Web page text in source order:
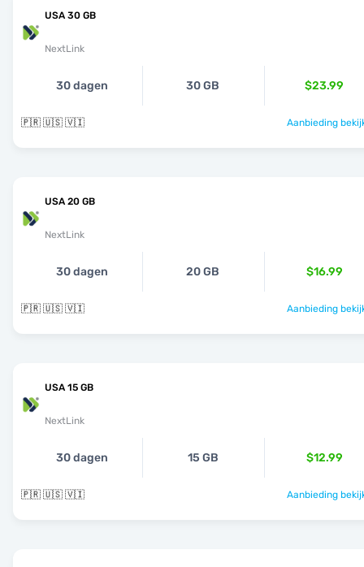
USA 30 GB
NextLink
30 dagen 30 GB $23.99
🇵🇷 🇺🇸 🇻🇮 Aanbieding
USA 20 GB
NextLink
30 dagen 20 GB $16.99
🇵🇷 🇺🇸 🇻🇮 Aanbieding
USA 15 GB
NextLink
30 dagen 15 GB $12.99
🇵🇷 🇺🇸 🇻🇮 Aanbieding